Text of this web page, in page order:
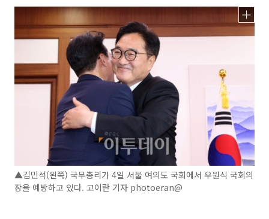
▲김민석(왼쪽) 국무총리가 4일 서울 여의도 국회에서 우원식 국회의
장을 예방하고 있다. 고이란 기자 photoeran@